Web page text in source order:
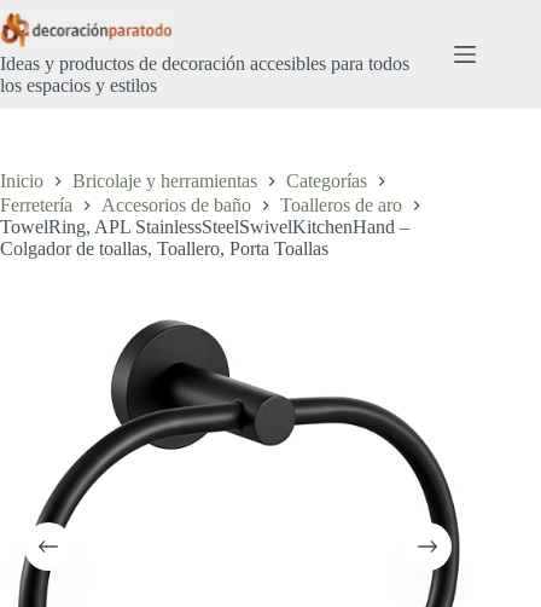
Saltar
al
contenido
Ideas y productos de decoración accesibles para todos
los espacios y estilos
Inicio Bricolaje y herramientas
Categorías
Ferretería
Accesorios de baño
Toalleros de aro
TowelRing, APL StainlessSteelSwivelKitchenHand –
Colgador de toallas, Toallero, Porta Toallas